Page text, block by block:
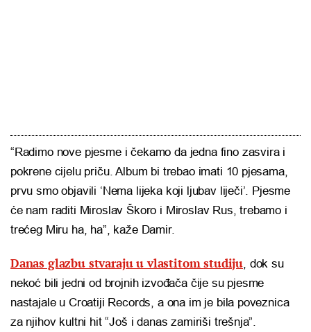
“Radimo nove pjesme i čekamo da jedna fino zasvira i
pokrene cijelu priču. Album bi trebao imati 10 pjesama,
prvu smo objavili ‘Nema lijeka koji ljubav liječi’. Pjesme
će nam raditi Miroslav Škoro i Miroslav Rus, trebamo i
trećeg Miru ha, ha”, kaže Damir.
Danas glazbu stvaraju u vlastitom studiju, dok su
nekoć bili jedni od brojnih izvođača čije su pjesme
nastajale u Croatiji Records, a ona im je bila poveznica
za njihov kultni hit “Još i danas zamiriši trešnja”.